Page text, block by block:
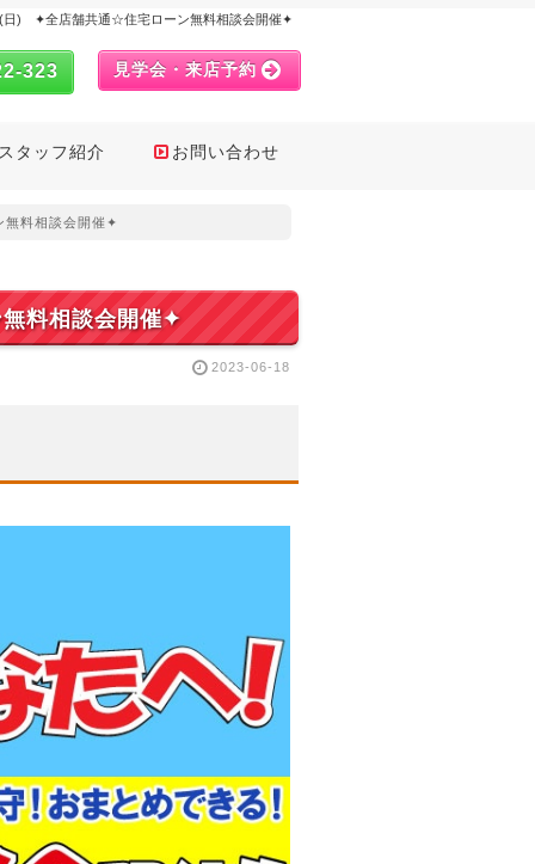
(日) ✦全店舗共通☆住宅ローン無料相談会開催✦
見学会・来店予約
323
タッフ紹介 お問い合わせ
料相談会開催✦
料相談会開催✦
2023-06-18